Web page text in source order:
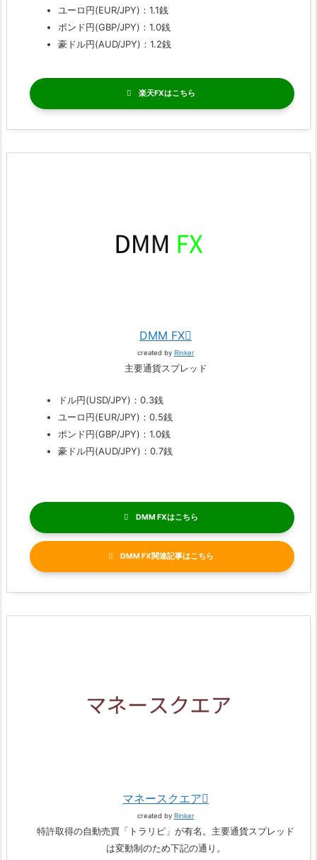
ユーロ円(EUR/JPY)：1.1銭
ポンド円(GBP/JPY)：1.0銭
豪ドル円(AUD/JPY)：1.2銭
楽天FX
DMM FX
created by Rinker
主要通貨スプレッド
ドル円(USD/JPY)：0.3銭
ユーロ円(EUR/JPY)：0.5銭
ポンド円(GBP/JPY)：1.0銭
豪ドル円(AUD/JPY)：0.7銭
DMM FX
DMM FX関連記事
マネースクエア
created by Rinker
特許取得の自動売買「トラリピ」が有名。主要通貨スプレッド
は変動制のため下記の通り。